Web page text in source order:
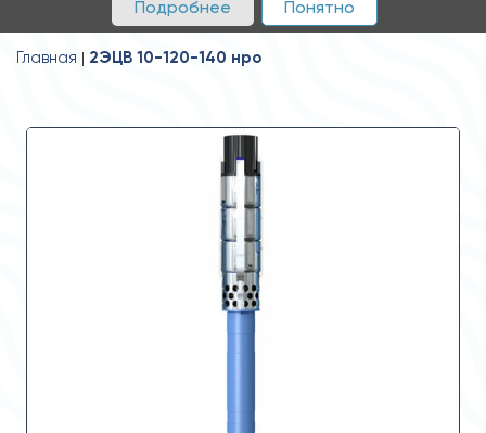
Подробнее Понятно
Главная 2ЭЦВ 10-120-140 нро